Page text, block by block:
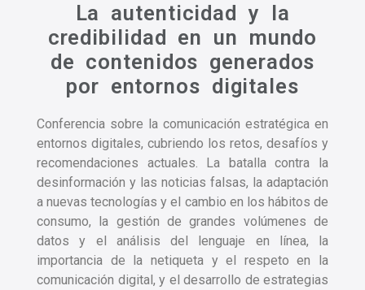
La autenticidad y la
credibilidad en un mundo
de contenidos generados
por entornos digitales
Conferencia sobre la comunicación estratégica en
entornos digitales, cubriendo los retos, desafíos y
recomendaciones actuales. La batalla contra la
desinformación y las noticias falsas, la adaptación
a nuevas tecnologías y el cambio en los hábitos de
consumo, la gestión de grandes volúmenes de
datos y el análisis del lenguaje en línea, la
importancia de la netiqueta y el respeto en la
comunicación digital, y el desarrollo de estrategias